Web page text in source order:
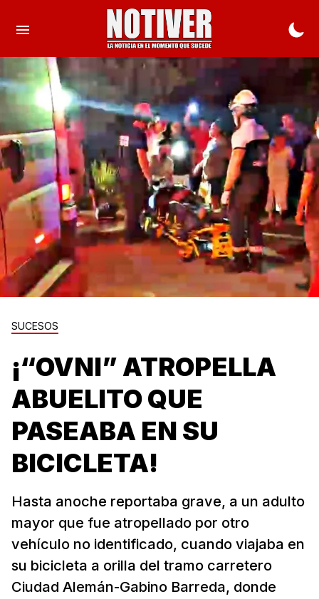
SUCESOS
¡“OVNI” ATROPELLA
ABUELITO QUE
PASEABA EN SU
BICICLETA!
Hasta anoche reportaba grave, a un adulto
mayor que fue atropellado por otro
vehículo no identificado, cuando viajaba en
su bicicleta a orilla del tramo carretero
Ciudad Alemán-Gabino Barreda, donde